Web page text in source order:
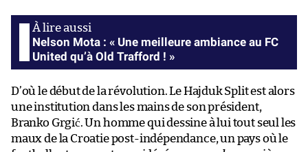
Nelson Mota : « Une meilleure ambiance au FC
United qu’à Old Trafford ! »
D’où le début de la révolution. Le Hajduk Split est alors
une institution dans les mains de son président,
Branko Grgić. Un homme qui dessine à lui tout seul les
maux de la Croatie post-indépendance, un pays où le